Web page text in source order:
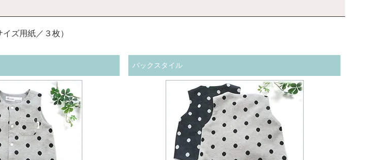
ズ用紙／３枚）
バックスタイル